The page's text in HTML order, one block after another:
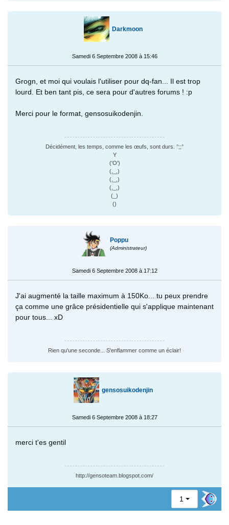
Darkmoon
Samedi 6 Septembre 2008 à 15:46
Grogn, et moi qui voulais l'utiliser pour dq-fan... Il est trop
lourd. Et ben tant pis, ce sera pour d'autres forums ! :p
Merci pour le format, gensosuikodenjin.
Décidément, les temps, comme les œufs, sont durs. °;;°
Y
('O')
(,_,)
(,_,)
(,_,)
(_)
()
Poppu
(Administrateur)
Samedi 6 Septembre 2008 à 17:12
J'ai augmenté la taille maximum à 150Ko... tu peux prendre
ça comme une grâce présidentielle qui s'applique maintenant
pour tous... xD
Rien qu'une seconde... S'enflammer comme un éclair!
gensosuikodenjin
Samedi 6 Septembre 2008 à 18:27
merci t'es gentil
http://gensoteam.blogspot.com/
1